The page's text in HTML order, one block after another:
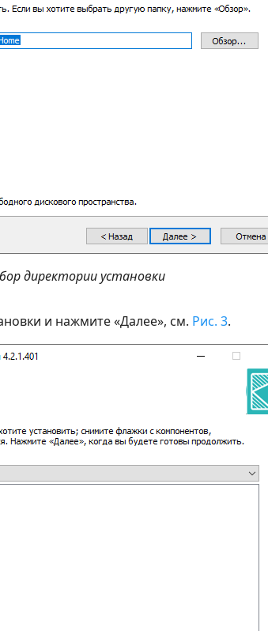
директории установки
и нажмите «Далее», см. Рис. 3.